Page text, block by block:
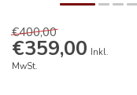
€400,00
€359,00 Inkl.
MwSt.